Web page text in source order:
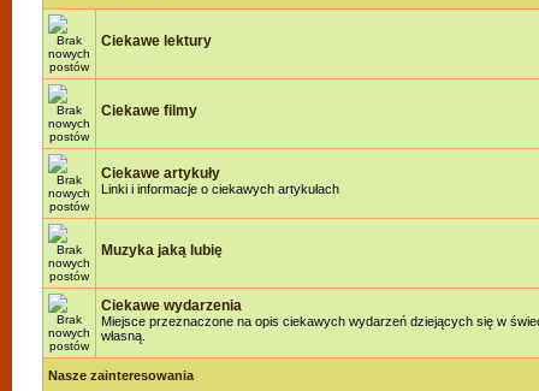
Ciekawe lektury
Ciekawe filmy
Ciekawe artykuły
Linki i informacje o ciekawych artykułach
Muzyka jaką lubię
Ciekawe wydarzenia
Miejsce przeznaczone na opis ciekawych wydarzeń dziejących się w
własną.
Nasze zainteresowania